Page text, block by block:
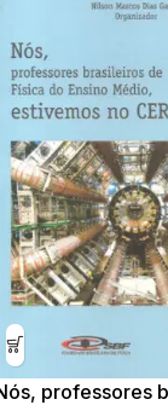
professores